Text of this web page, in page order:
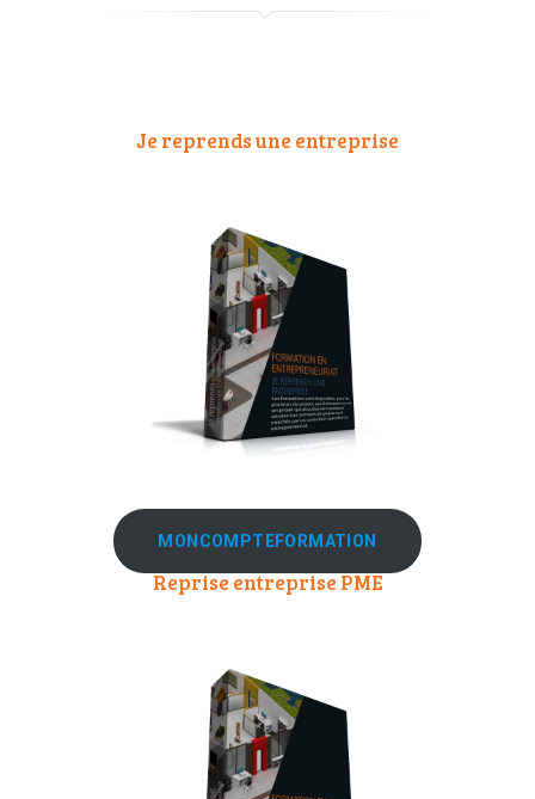
Je reprends une entreprise
MONCOMPTEFORMATION
Reprise entreprise PME